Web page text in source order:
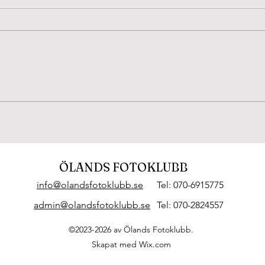
ÖLANDS FOTOKLUBB
info@olandsfotoklubb.se
Tel: 070-6915775
admin@olandsfotoklubb.se
Tel: 070-2824557
©2023-2026 av Ölands Fotoklubb.
Skapat med Wix.com